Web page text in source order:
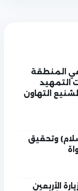
في المنطقة
التمهيد
التهاون
وتحقيق
الأربعين